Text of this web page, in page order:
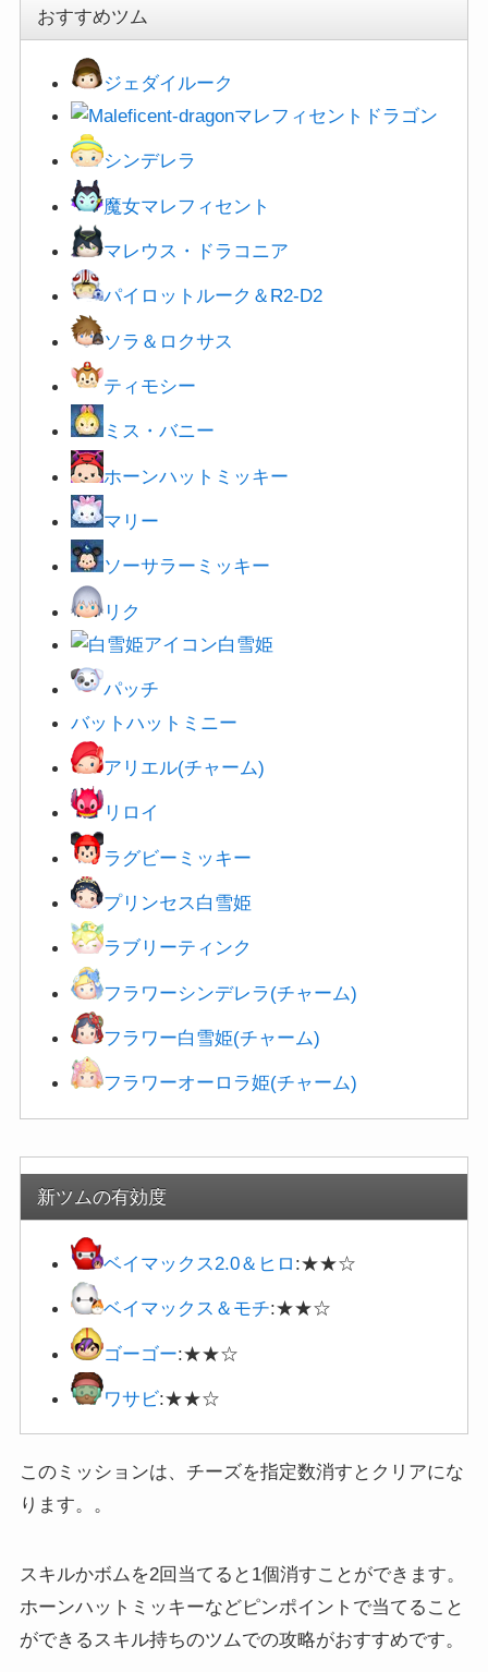
おすすめツム
ジェダイルーク
マレフィセントドラゴン
シンデレラ
魔女マレフィセント
マレウス・ドラコニア
パイロットルーク＆R2-D2
ソラ＆ロクサス
ティモシー
ミス・バニー
ホーンハットミッキー
マリー
ソーサラーミッキー
リク
白雪姫
パッチ
バットハットミニー
アリエル(チャーム)
リロイ
ラグビーミッキー
プリンセス白雪姫
ラブリーティンク
フラワーシンデレラ(チャーム)
フラワー白雪姫(チャーム)
フラワーオーロラ姫(チャーム)
新ツムの有効度
ベイマックス2.0＆ヒロ :★★☆
ベイマックス＆モチ:★★☆
ゴーゴー:★★☆
ワサビ:★★☆
このミッションは、チーズを指定数消すとクリアにな
ります。。
スキルかボムを2回当てると1個消すことができます。
ホーンハットミッキーなどピンポイントで当てること
ができるスキル持ちのツムでの攻略がおすすめです。